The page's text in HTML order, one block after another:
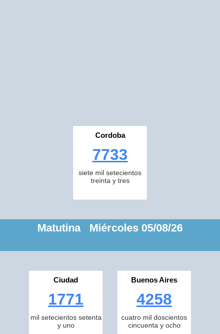
Cordoba
7733
siete mil setecientos
treinta y tres
Matutina Miércoles 05/08/26
Ciudad
1771
mil setecientos setenta
y uno
Buenos Aires
4258
cuatro mil doscientos
cincuenta y ocho